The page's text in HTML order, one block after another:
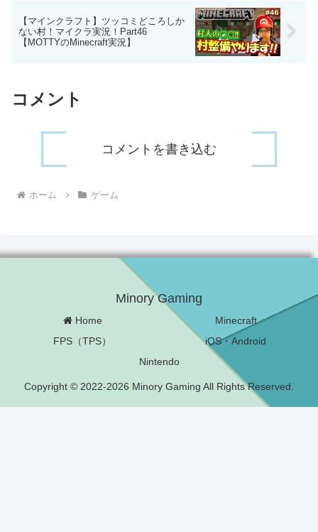
【マインクラフト】ツッコミどころしか
ない村！マイクラ実況！Part46
【MOTTYのMinecraft実況】
コメント
コメントを書き込む
ホーム ゲーム
Minory Gaming
Home
Minecraft
FPS（TPS）
iOS・Android
Nintendo
Copyright © 2022-2026 Minory Gaming All Rights Reserved.